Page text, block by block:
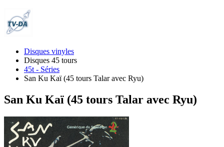
Disques vinyles
Disques 45 tours
45t - Séries
San Ku Kaï (45 tours Talar avec Ryu)
San Ku Kaï (45 tours Talar avec Ryu)